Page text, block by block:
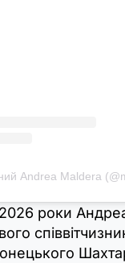
Andrea Maldera
роки